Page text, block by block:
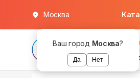
Ваш город Москва?
Да Нет
Москва
в наличии
в наличии
в наличии